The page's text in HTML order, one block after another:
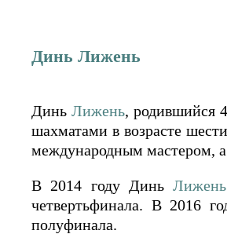
Динь Лижень
ДиньЛижень, родившийся
шахматами в возрасте
международным мастером, а
В 2014 году ДиньЛижень
четвертьфинала. В 2016
полуфинала.